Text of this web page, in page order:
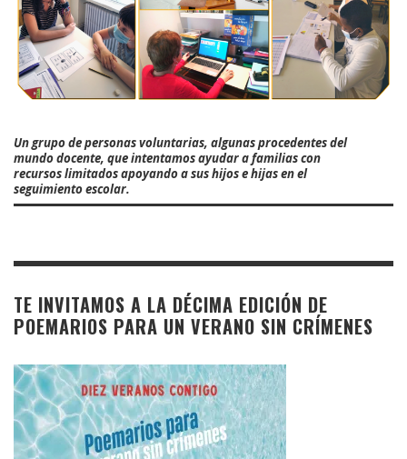
Un grupo de personas voluntarias, algunas procedentes del
mundo docente, que intentamos ayudar a familias con
recursos limitados apoyando a sus hijos e hijas en el
seguimiento escolar.
TE INVITAMOS A LA DÉCIMA EDICIÓN DE
POEMARIOS PARA UN VERANO SIN CRÍMENES